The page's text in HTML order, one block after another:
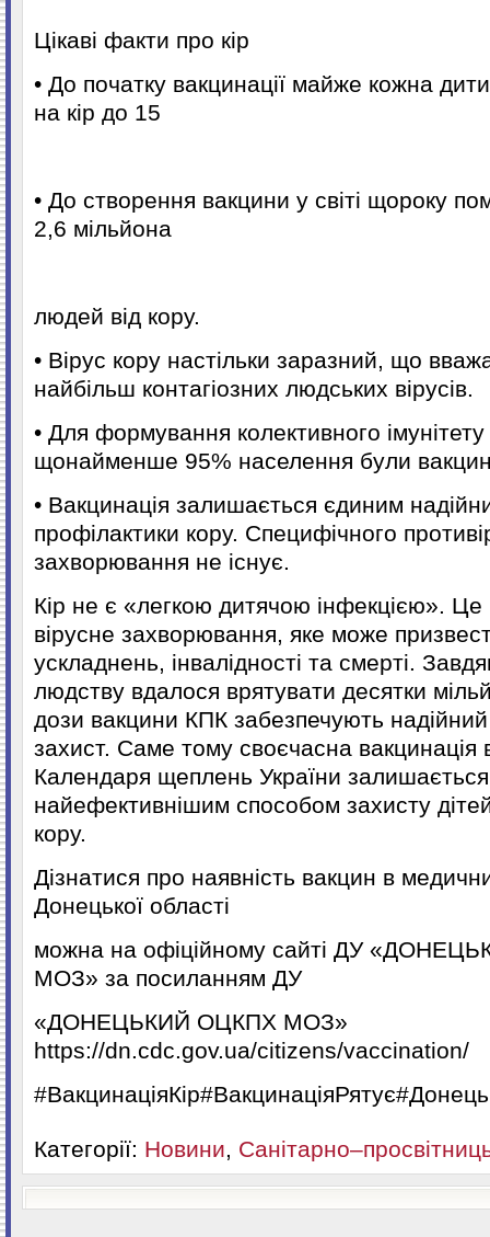
Цікаві факти про кір
• До початку вакцинації майже кожна
на кір до 15
• До створення вакцини у світі щороку
2,6 мільйона
людей від кору.
• Вірус кору настільки заразний, що
найбільш контагіозних людських вірусів.
• Для формування колективного
щонайменше 95% населення були
• Вакцинація залишається єдиним
профілактики кору. Специфічного
захворювання не існує.
Кір не є «легкою дитячою інфекцією». Це
вірусне захворювання, яке може
ускладнень, інвалідності та смерті.
людству вдалося врятувати десятки
дози вакцини КПК забезпечують
захист. Саме тому своєчасна вакцинація
Календаря щеплень України залишається
найефективнішим способом захисту
кору.
Дізнатися про наявність вакцин в
Донецької області
можна на офіційному сайті ДУ
МОЗ» за посиланням ДУ
«ДОНЕЦЬКИЙ ОЦКПХ МОЗ»
https://dn.cdc.gov.ua/citizens/vaccination/
Категорії: Новини